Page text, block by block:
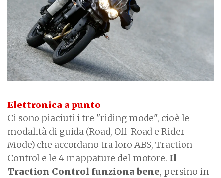
Elettronica a punto
Ci sono piaciuti i tre "riding mode", cioè le
modalità di guida (Road, Off-Road e Rider
Mode) che accordano tra loro ABS, Traction
Control e le 4 mappature del motore. Il
Traction Control funziona bene, persino in